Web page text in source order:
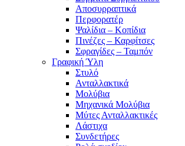
Αποσυρραπτικά
Περφορατέρ
Ψαλίδια – Κοπίδια
Πινέζες – Καρφίτσες
Σφραγίδες – Ταμπόν
Γραφική Ύλη
Στυλό
Ανταλλακτικά
Μολύβια
Μηχανικά Μολύβια
Μύτες Ανταλλακτικές
Λάστιχα
Συνδετήρες